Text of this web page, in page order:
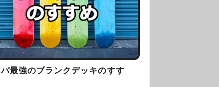
最強のブランクデッキのすす